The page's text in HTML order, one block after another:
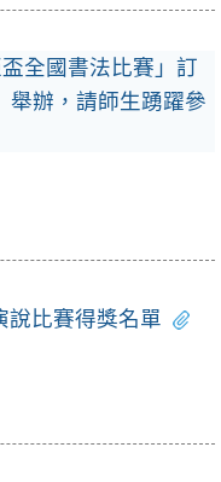
盃全國書法比賽」訂
舉辦，請師生踴躍參
說比賽得獎名單